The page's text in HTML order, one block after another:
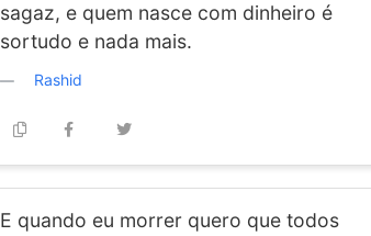
sagaz, e quem nasce com dinheiro é
sortudo e nada mais.
Rashid
E quando eu morrer quero que todos